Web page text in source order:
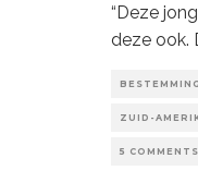
“Deze
deze ook.
ZUID-
5 COMMENTS